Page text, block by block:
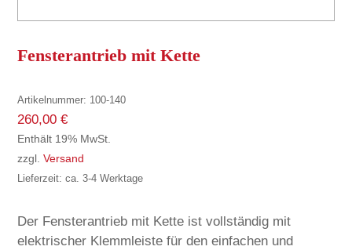
Fensterantrieb mit Kette
Artikelnummer: 100-140
260,00€
Enthält 19% MwSt.
zzgl.Versand
Lieferzeit: ca. 3-4 Werktage
Der Fensterantrieb mit Kette ist vollständig mit
elektrischer Klemmleiste für den einfachen und